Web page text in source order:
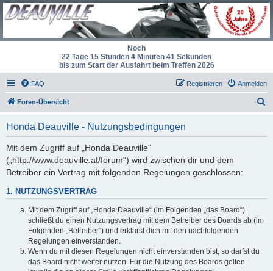
Noch
22 Tage 15 Stunden 4 Minuten 41 Sekunden
bis zum Start der Ausfahrt beim Treffen 2026
FAQ Anmelden
Registrieren
Foren-Übersicht
Honda Deauville - Nutzungsbedingungen
Mit dem Zugriff auf „Honda Deauville“
(„http://www.deauville.at/forum“) wird zwischen dir und dem
Betreiber ein Vertrag mit folgenden Regelungen geschlossen:
1. NUTZUNGSVERTRAG
Mit dem Zugriff auf „Honda Deauville“ (im Folgenden „das Board“)
schließt du einen Nutzungsvertrag mit dem Betreiber des Boards ab (im
Folgenden „Betreiber“) und erklärst dich mit den nachfolgenden
Regelungen einverstanden.
Wenn du mit diesen Regelungen nicht einverstanden bist, so darfst du
das Board nicht weiter nutzen. Für die Nutzung des Boards gelten